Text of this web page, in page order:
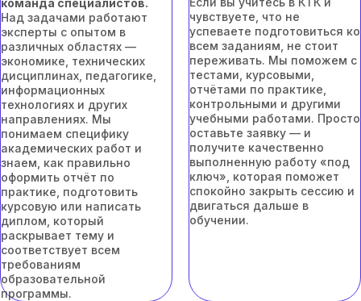
команда специалистов.
Над задачами работают
эксперты с опытом в
различных областях —
экономике, технических
дисциплинах, педагогике,
информационных
технологиях и других
направлениях. Мы
понимаем специфику
академических работ и
знаем, как правильно
оформить отчёт по
практике, подготовить
курсовую или написать
диплом, который
раскрывает тему и
соответствует всем
требованиям
образовательной
программы.
чувствуете, что не
успеваете подготовиться ко
всем заданиям, не стоит
переживать. Мы поможем с
тестами, курсовыми,
отчётами по практике,
контрольными и другими
учебными работами. Просто
оставьте заявку — и
получите качественно
выполненную работу «под
ключ», которая поможет
спокойно закрыть сессию и
двигаться дальше в
обучении.